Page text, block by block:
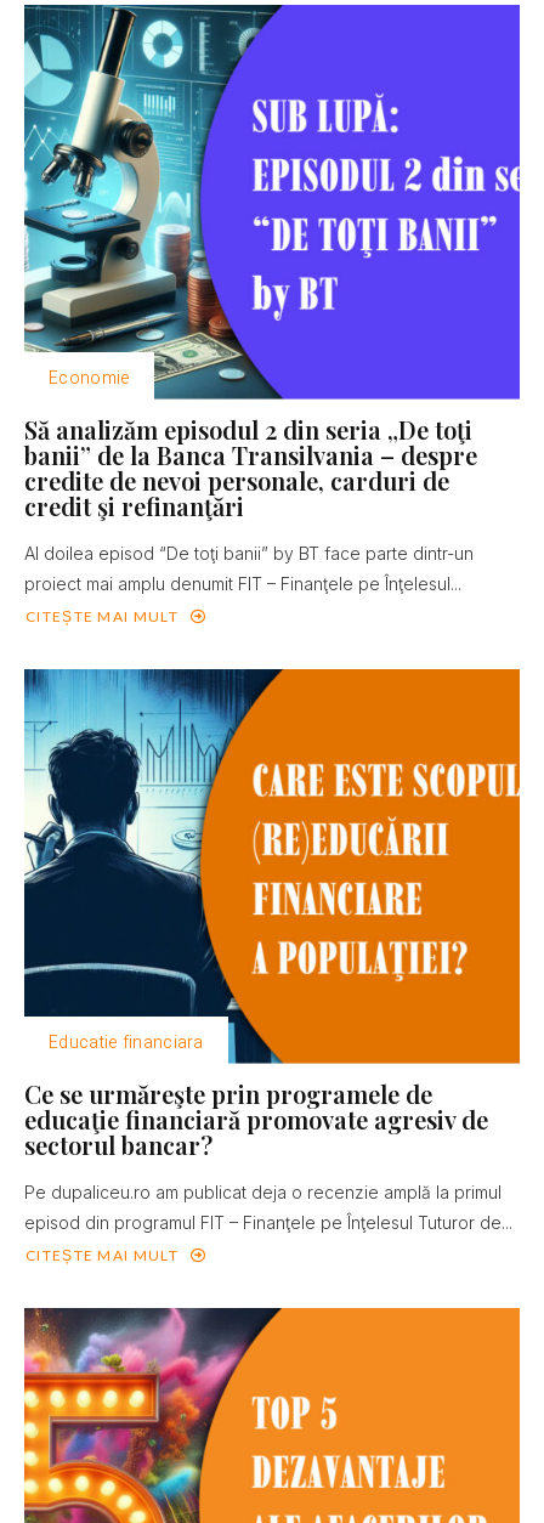
Economie
Să analizăm episodul 2 din seria „De toţi
banii” de la Banca Transilvania – despre
credite de nevoi personale, carduri de
credit şi refinanţări
Al doilea episod “De toţi banii” by BT face parte dintr-un
proiect mai amplu denumit FIT – Finanţele pe Înţelesul...
CITEȘTE MAI MULT
Educatie financiara
Ce se urmăreşte prin programele de
educaţie financiară promovate agresiv de
sectorul bancar?
Pe dupaliceu.ro am publicat deja o recenzie amplă la primul
episod din programul FIT – Finanţele pe Înţelesul Tuturor de...
CITEȘTE MAI MULT